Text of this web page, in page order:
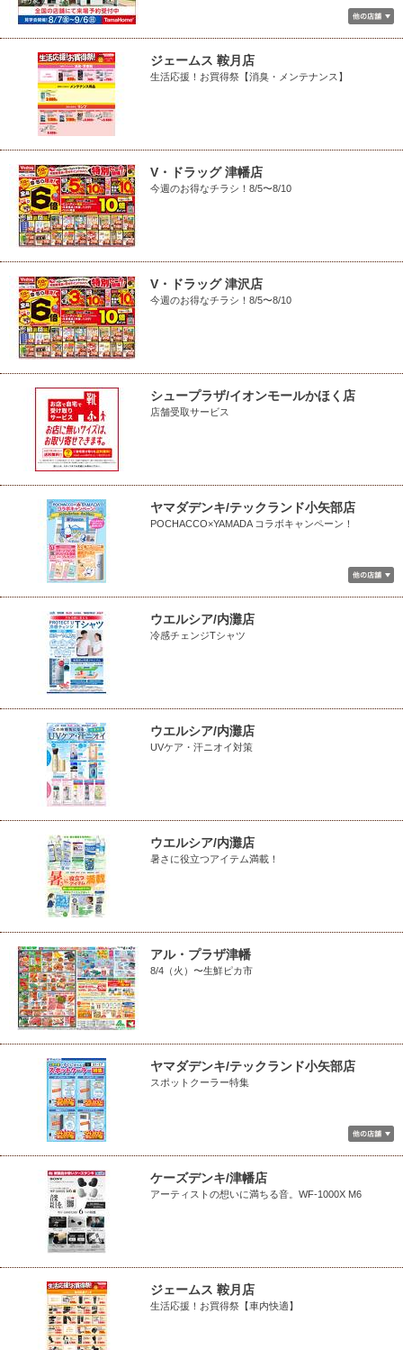
ジェームス 鞍月店
生活応援！お買得祭【消臭・メンテナンス】
V・ドラッグ 津幡店
今週のお得なチラシ！8/5〜8/10
V・ドラッグ 津沢店
今週のお得なチラシ！8/5〜8/10
シュープラザ/イオンモールかほく店
店舗受取サービス
ヤマダデンキ/テックランド小矢部店
POCHACCO×YAMADA コラボキャンペーン！
ウエルシア/内灘店
冷感チェンジTシャツ
ウエルシア/内灘店
UVケア・汗ニオイ対策
ウエルシア/内灘店
暑さに役立つアイテム満載！
アル・プラザ津幡
8/4（火）〜生鮮ピカ市
ヤマダデンキ/テックランド小矢部店
スポットクーラー特集
ケーズデンキ/津幡店
アーティストの想いに満ちる音。WF-1000X M6
ジェームス 鞍月店
生活応援！お買得祭【車内快適】